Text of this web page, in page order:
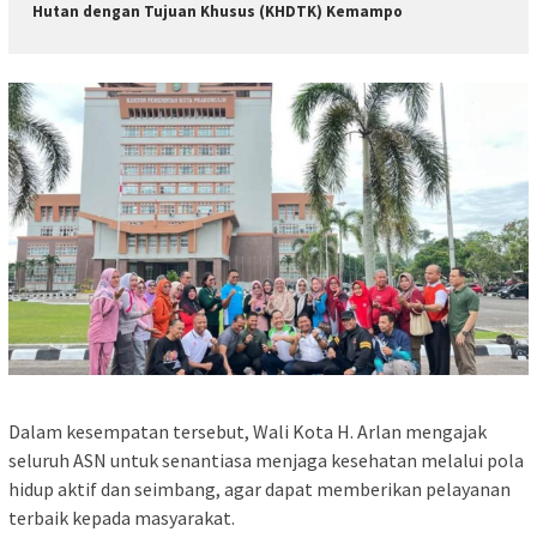
Hutan dengan Tujuan Khusus (KHDTK) Kemampo
Dalam kesempatan tersebut, Wali Kota H. Arlan mengajak
seluruh ASN untuk senantiasa menjaga kesehatan melalui pola
hidup aktif dan seimbang, agar dapat memberikan pelayanan
terbaik kepada masyarakat.